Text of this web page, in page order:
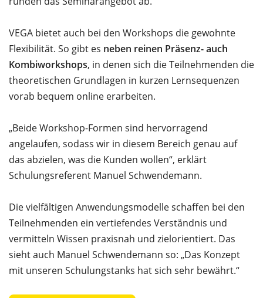
VEGA bietet auch bei den Workshops die gewohnte
Flexibilität. So gibt es neben reinen Präsenz- auch
Kombiworkshops, in denen sich die Teilnehmenden die
theoretischen Grundlagen in kurzen Lernsequenzen
vorab bequem online erarbeiten.
„Beide Workshop-Formen sind hervorragend
angelaufen, sodass wir in diesem Bereich genau auf
das abzielen, was die Kunden wollen“, erklärt
Schulungsreferent Manuel Schwendemann.
Die vielfältigen Anwendungsmodelle schaffen bei den
Teilnehmenden ein vertiefendes Verständnis und
vermitteln Wissen praxisnah und zielorientiert. Das
sieht auch Manuel Schwendemann so: „Das Konzept
mit unseren Schulungstanks hat sich sehr bewährt.“